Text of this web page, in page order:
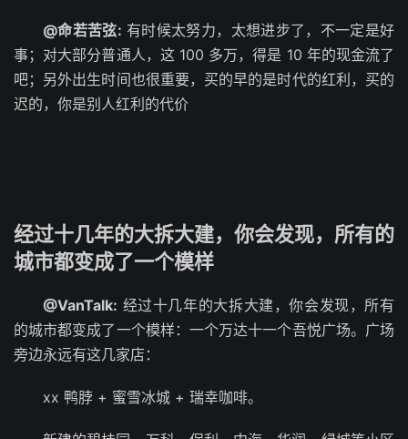
@命若苦弦: 有时候太努力，太想进步了，不一定是好
事；对大部分普通人，这 100 多万，得是 10 年的现金流了
吧；另外出生时间也很重要，买的早的是时代的红利，买的
迟的，你是别人红利的代价
经过十几年的大拆大建，你会发现，所有的
城市都变成了一个模样
@VanTalk: 经过十几年的大拆大建，你会发现，所有
的城市都变成了一个模样：一个万达十一个吾悦广场。广场
旁边永远有这几家店：
xx 鸭脖 + 蜜雪冰城 + 瑞幸咖啡。